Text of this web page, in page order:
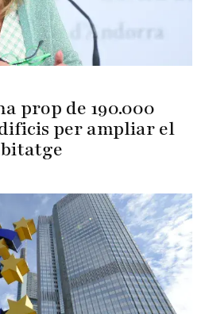
prop de 190.000
per ampliar el